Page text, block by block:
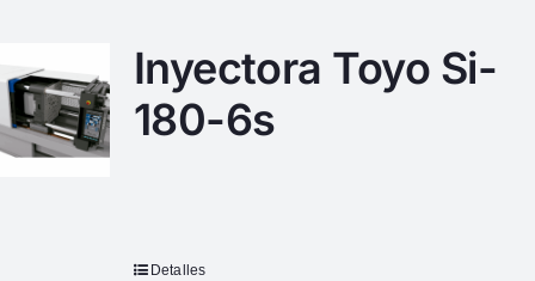
Inyectora Toyo Si-
180-6s
Detalles